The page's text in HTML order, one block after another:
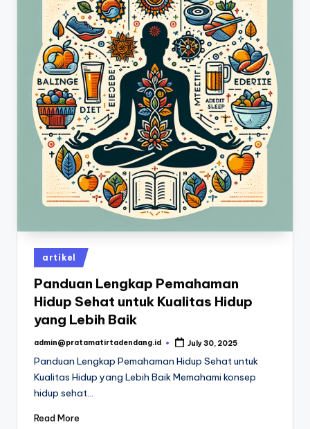
Posted
in
artikel
Panduan Lengkap Pemahaman
Hidup Sehat untuk Kualitas Hidup
yang Lebih Baik
Posted
admin@pratamatirtadendang.id July 30, 2025
Panduan Lengkap Pemahaman Hidup Sehat untuk
Kualitas Hidup yang Lebih Baik Memahami konsep
hidup sehat…
Read More